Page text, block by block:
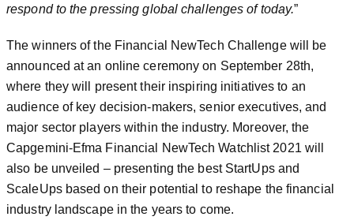
respond to the pressing global challenges of today.”
The winners of the Financial NewTech Challenge will be
announced at an online ceremony on September 28th,
where they will present their inspiring initiatives to an
audience of key decision-makers, senior executives, and
major sector players within the industry. Moreover, the
Capgemini-Efma Financial NewTech Watchlist 2021 will
also be unveiled – presenting the best StartUps and
ScaleUps based on their potential to reshape the financial
industry landscape in the years to come.